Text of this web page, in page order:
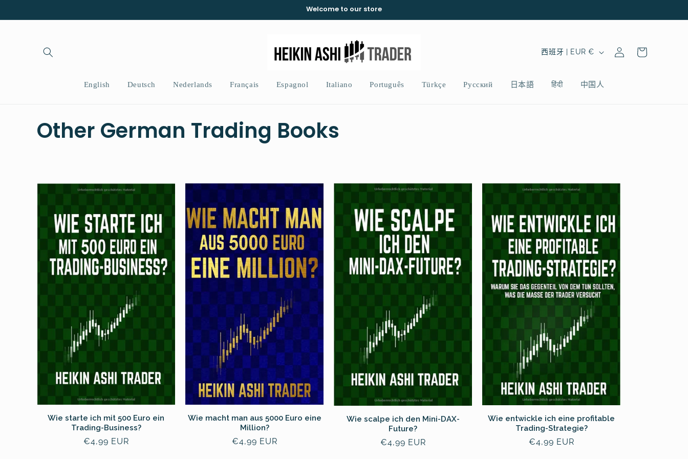
Welcome to our store
English Deutsch Nederlands Français Espagnol Italiano Português Türkçe Русский 日本語 हिंदी 中国人
国
西班牙 | EUR €
录
物
收
:
Other German Trading Books
Wie starte ich mit 500 Euro ein
Trading-Business?
常
€4,99 EUR
Wie macht man aus 5000 Euro eine
Million?
常
€4,99 EUR
Wie scalpe ich den Mini-DAX-
Future?
常
€4,99 EUR
Wie entwickle ich eine profitable
Trading-Strategie?
常
€4,99 EUR